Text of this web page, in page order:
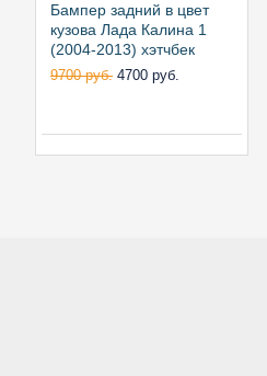
Бампер задний в цвет
кузова Лада Калина 1
(2004-2013) хэтчбек
9700 руб. 4700 руб.